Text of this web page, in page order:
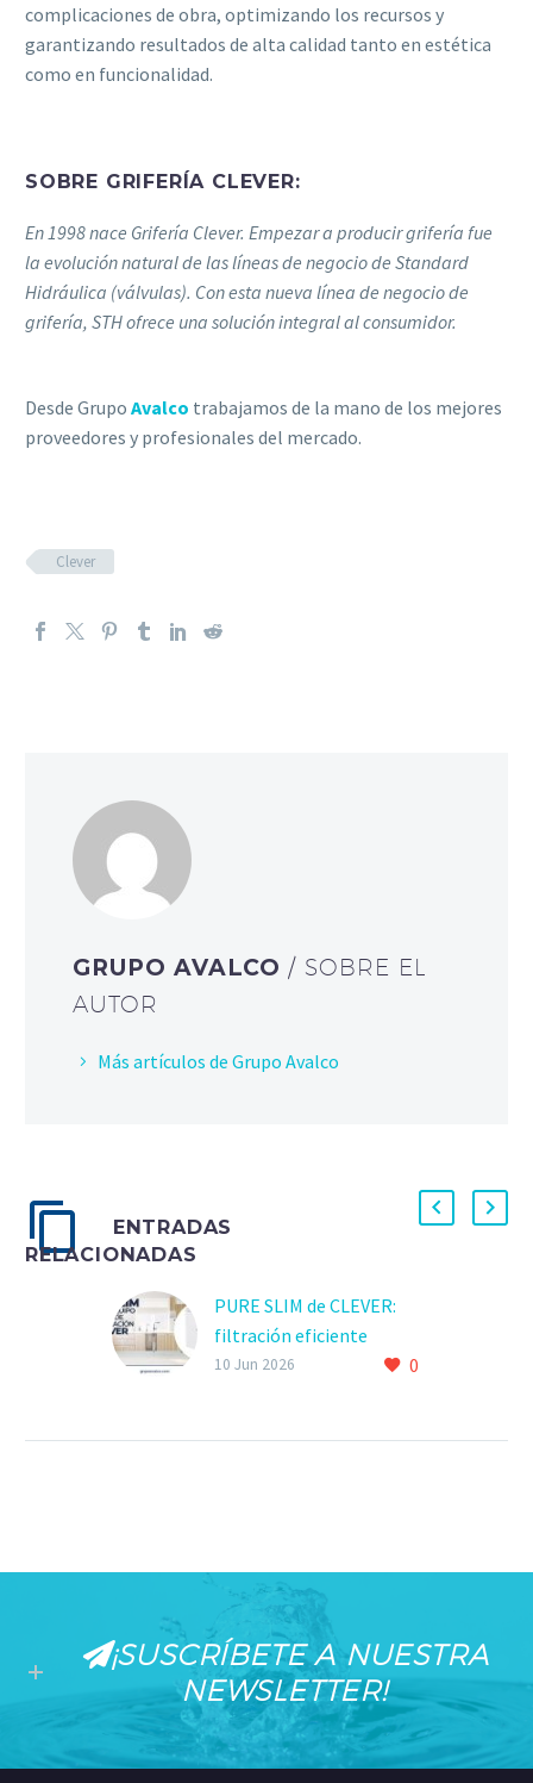
complicaciones de obra, optimizando los recursos y
garantizando resultados de alta calidad tanto en estética
como en funcionalidad.
SOBRE GRIFERÍA CLEVER:
En 1998 nace Grifería Clever. Empezar a producir grifería fue
la evolución natural de las líneas de negocio de Standard
Hidráulica (válvulas). Con esta nueva línea de negocio de
grifería, STH ofrece una solución integral al consumidor.
Desde Grupo Avalco trabajamos de la mano de los mejores
proveedores y profesionales del mercado.
Clever
GRUPO AVALCO/ SOBRE EL
AUTOR
Más artículos de Grupo Avalco
ENTRADAS
RELACIONADAS
PURE SLIM de CLEVER:
filtración eficiente
0
10 Jun 2026
¡SUSCRÍBETE A NUESTRA
NEWSLETTER!